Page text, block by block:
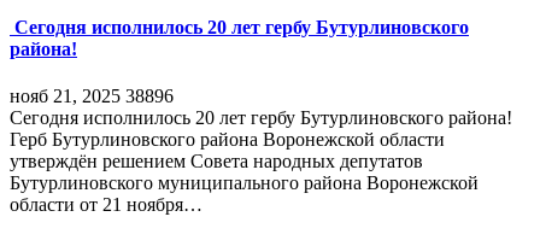
Сегодня исполнилось 20 лет гербу Бутурлиновского
района!
нояб 21, 2025 38896
Сегодня исполнилось 20 лет гербу Бутурлиновского района!
Герб Бутурлиновского района Воронежской области
утверждён решением Совета народных депутатов
Бутурлиновского муниципального района Воронежской
области от 21 ноября…